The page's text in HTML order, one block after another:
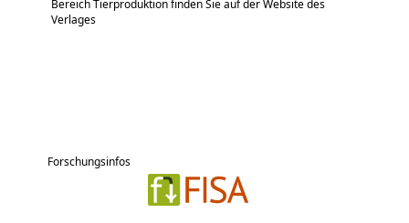
Bereich Tierproduktion finden Sie auf der Website des
Verlages
Forschungsinfos